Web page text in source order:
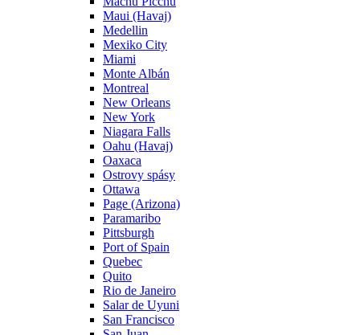
Maui (Havaj)
Medellin
Mexiko City
Miami
Monte Albán
Montreal
New Orleans
New York
Niagara Falls
Oahu (Havaj)
Oaxaca
Ostrovy spásy
Ottawa
Page (Arizona)
Paramaribo
Pittsburgh
Port of Spain
Quebec
Quito
Rio de Janeiro
Salar de Uyuni
San Francisco